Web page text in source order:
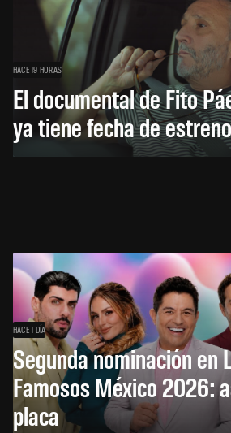
HACE 19 HORAS
El documental de Fito
ya tiene fecha de
HACE 1 DÍA
Segunda nominación en
Famosos México 2026:
placa